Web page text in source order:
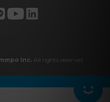
Inc.All rights reserved.